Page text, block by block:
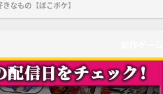
なもの【ぽこポケ】